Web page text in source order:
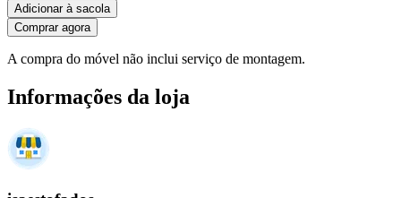
Adicionar à sacola
Comprar agora
A compra do móvel não inclui serviço de montagem.
Informações da loja